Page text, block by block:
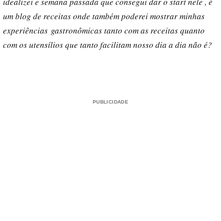
um blog de receitas onde também poderei mostrar minhas
experiências gastronômicas tanto com as receitas quanto
com os utensílios que tanto facilitam nosso dia a dia não é?
PUBLICIDADE